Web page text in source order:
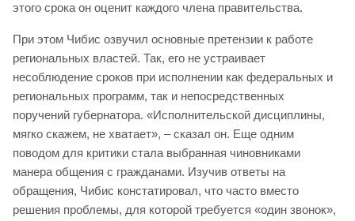
этого срока он оценит каждого члена правительства.
При этом Чибис озвучил основные претензии к работе
региональных властей. Так, его не устраивает
несоблюдение сроков при исполнении как федеральных и
региональных программ, так и непосредственных
поручений губернатора. «Исполнительской дисциплины,
мягко скажем, не хватает», – сказал он. Еще одним
поводом для критики стала выбранная чиновниками
манера общения с гражданами. Изучив ответы на
обращения, Чибис констатировал, что часто вместо
решения проблемы, для которой требуется «один звонок»,